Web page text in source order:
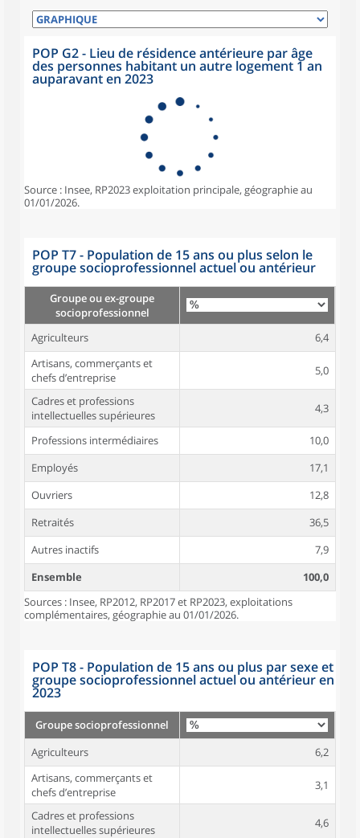
POP G2 - Lieu de résidence antérieure par âge
des personnes habitant un autre logement 1 an
auparavant en 2023
Source : Insee, RP2023 exploitation principale, géographie au
01/01/2026.
POP T7 - Population de 15 ans ou plus selon le
groupe socioprofessionnel actuel ou antérieur
Groupe ou ex-groupe
socioprofessionnel
Agriculteurs
6,4
Artisans, commerçants et
chefs d’entreprise
5,0
Cadres et professions
intellectuelles supérieures
4,3
Professions intermédiaires
10,0
Employés
17,1
Ouvriers
12,8
Retraités
36,5
Autres inactifs
7,9
Ensemble
100,0
Sources : Insee, RP2012, RP2017 et RP2023, exploitations
complémentaires, géographie au 01/01/2026.
POP T8 - Population de 15 ans ou plus par sexe et
groupe socioprofessionnel actuel ou antérieur en
2023
Groupe socioprofessionnel
Agriculteurs
6,2
Artisans, commerçants et
chefs d’entreprise
3,1
Cadres et professions
intellectuelles supérieures
4,6